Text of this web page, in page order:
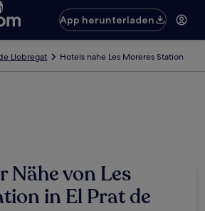
App herunterladen
Llobregat Hotels nahe Les Moreres Station
Nähe von Les
in El Prat de